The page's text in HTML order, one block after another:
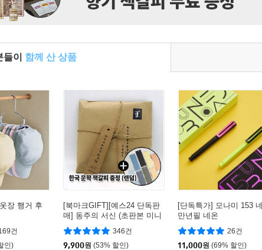
이 함께 산 상품
장 행거 후
건
인)
[북마크GIFT][예스24 단독판
매] 동주의 서신 (초판본 미니
북+별헤는밤 연필세트+육필
원고 엽서세트+필사노트)
346건
9,900원 (53% 할인)
[단독특가] 모나미 153
만년필 네온
26건
11,000원 (69% 할인)